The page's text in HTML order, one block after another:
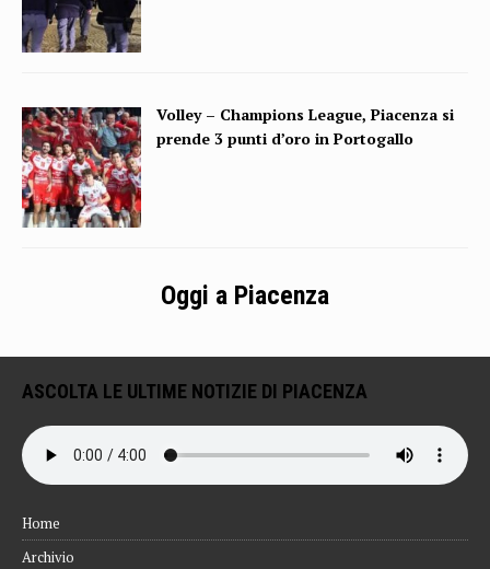
Volley – Champions League, Piacenza si
prende 3 punti d’oro in Portogallo
Oggi a Piacenza
ASCOLTA LE ULTIME NOTIZIE DI PIACENZA
Home
Archivio